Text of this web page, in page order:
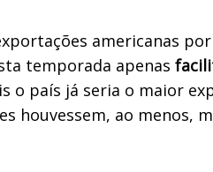
americanas
temporada apenas
o país já seria o maior
houvessem, ao menos,